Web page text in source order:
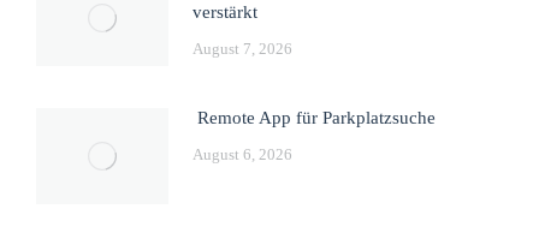
verstärkt
August 7, 2026
Remote App für Parkplatzsuche
August 6, 2026